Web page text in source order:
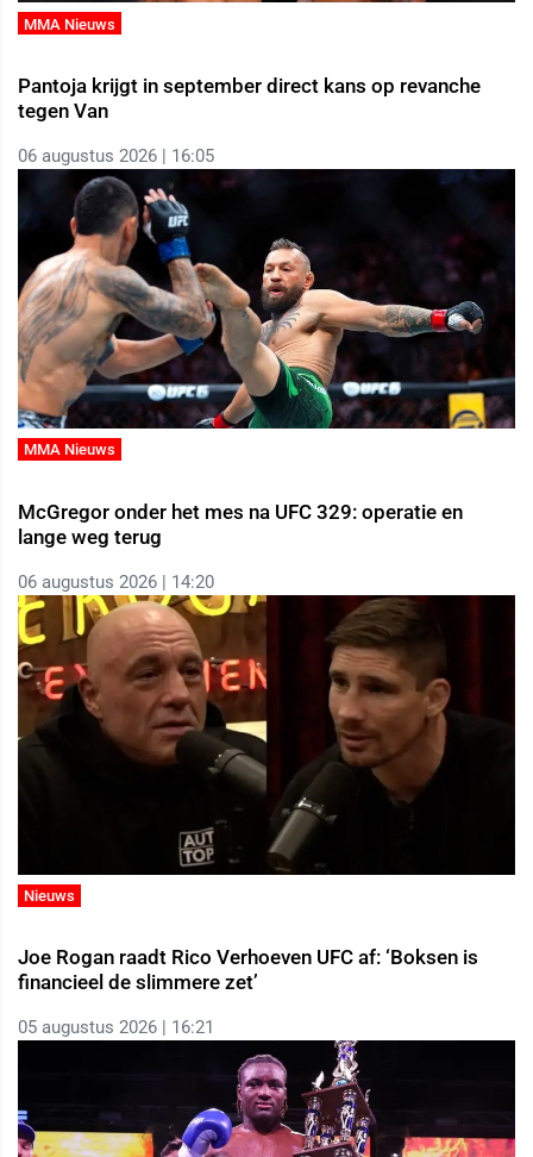
MMA Nieuws
Pantoja krijgt in september direct kans op revanche
tegen Van
06 augustus 2026 | 16:05
MMA Nieuws
McGregor onder het mes na UFC 329: operatie en
lange weg terug
06 augustus 2026 | 14:20
Nieuws
Joe Rogan raadt Rico Verhoeven UFC af: ‘Boksen is
financieel de slimmere zet’
05 augustus 2026 | 16:21